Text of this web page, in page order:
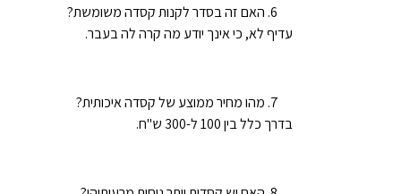
האם זה בסדר לקנות קסדה משומשת?
עדיף לא, כי אינך יודע מה קרה לה בעבר.
מהו מחיר ממוצע של קסדה איכותית?
בדרך כלל בין 100 ל-300 ש"ח.